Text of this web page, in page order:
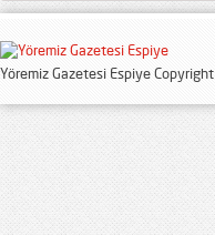
Yöremiz Gazetesi Espiye